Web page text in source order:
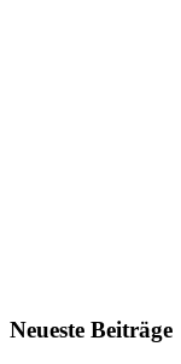
Neueste Beiträge